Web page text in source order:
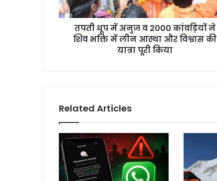
ने
शिव
पूरी
किया
तपती धूप में अनुज व 2000 कांवड़ियों ने
शिव भक्ति में लीन आस्था और विश्वास की
यात्रा पूरी किया
Related Articles